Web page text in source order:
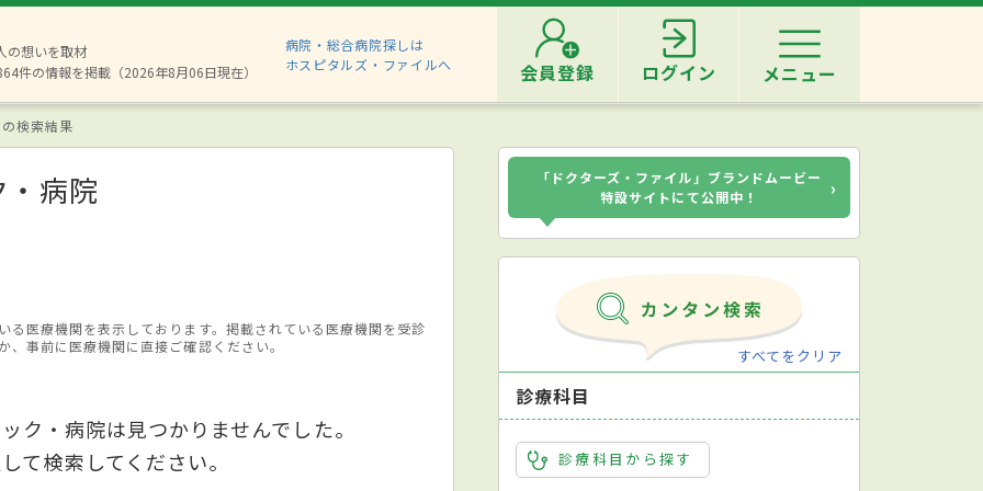
の想いを取材
件の情報を掲載（2026年8月06日現在）
病院・総合病院探しは
ホスピタルズ・ファイルへ
会員登録 ログイン メニュー
検索結果
病院
医療機関を表示しております。掲載されている医療機関を受診
事前に医療機関に直接ご確認ください。
ク・病院は見つかりませんでした。
て検索してください。
「ドクターズ・ファイル」ブランドムービー
特設サイトにて公開中！
›
すべてをクリア
診療科目
診療科目から探す